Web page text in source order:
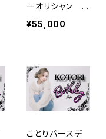
ーオリシャン
ヴーヴクリコリッ
チホワイト
¥55,000
ことりバースデ